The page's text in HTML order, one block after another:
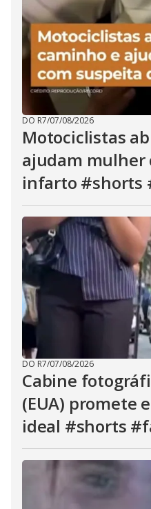
i
DO R7/07/08/2026
Motociclistas
ajudam mulher
infarto #shorts
DO R7/07/08/2026
Cabine
(EUA) promete
ideal #shorts